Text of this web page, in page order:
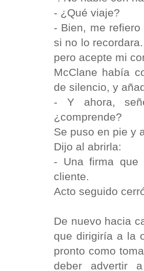
- ¿Qué viaje?
- Bien, me
si no lo
pero acepte mi
McClane había
de silencio, y
- Y ahora,
¿comprende?
Se puso en pie y
Dijo al abrirla:
- Una firma que
cliente.
Acto seguido
De nuevo hacia
que dirigiría a la
pronto como
deber advertir